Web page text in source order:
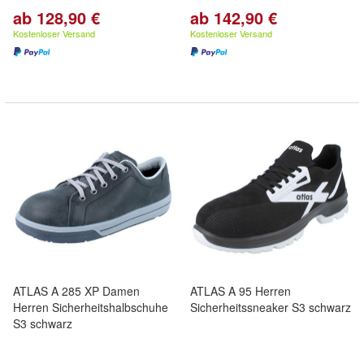
ab 128,90 €
Kostenloser Versand
ab 142,90 €
Kostenloser Versand
ATLAS A 285 XP Damen
Herren Sicherheitshalbschuhe
S3 schwarz
ATLAS A 95 Herren
Sicherheitssneaker S3 schwarz